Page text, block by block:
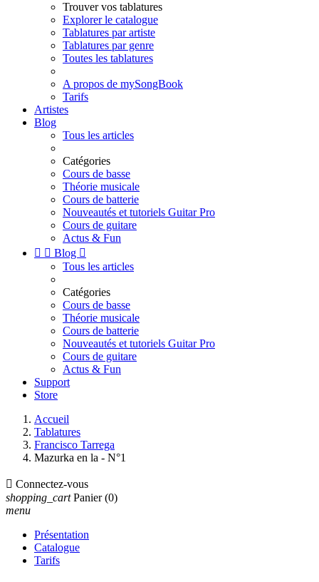
Trouver vos tablatures
Explorer le catalogue
Tablatures par artiste
Tablatures par genre
Toutes les tablatures
A propos de mySongBook
Tarifs
Artistes
Blog
Tous les articles
Catégories
Cours de basse
Théorie musicale
Cours de batterie
Nouveautés et tutoriels Guitar Pro
Cours de guitare
Actus & Fun
  Blog 
Tous les articles
Catégories
Cours de basse
Théorie musicale
Cours de batterie
Nouveautés et tutoriels Guitar Pro
Cours de guitare
Actus & Fun
Support
Store
Accueil
Tablatures
Francisco Tarrega
Mazurka en la - N°1
 Connectez-vous
shopping_cart Panier (0)
menu
Présentation
Catalogue
Tarifs